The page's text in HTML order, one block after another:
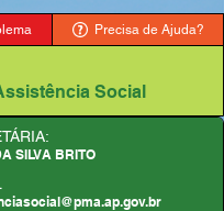
Precisa de Ajuda?
Social
SILVA BRITO